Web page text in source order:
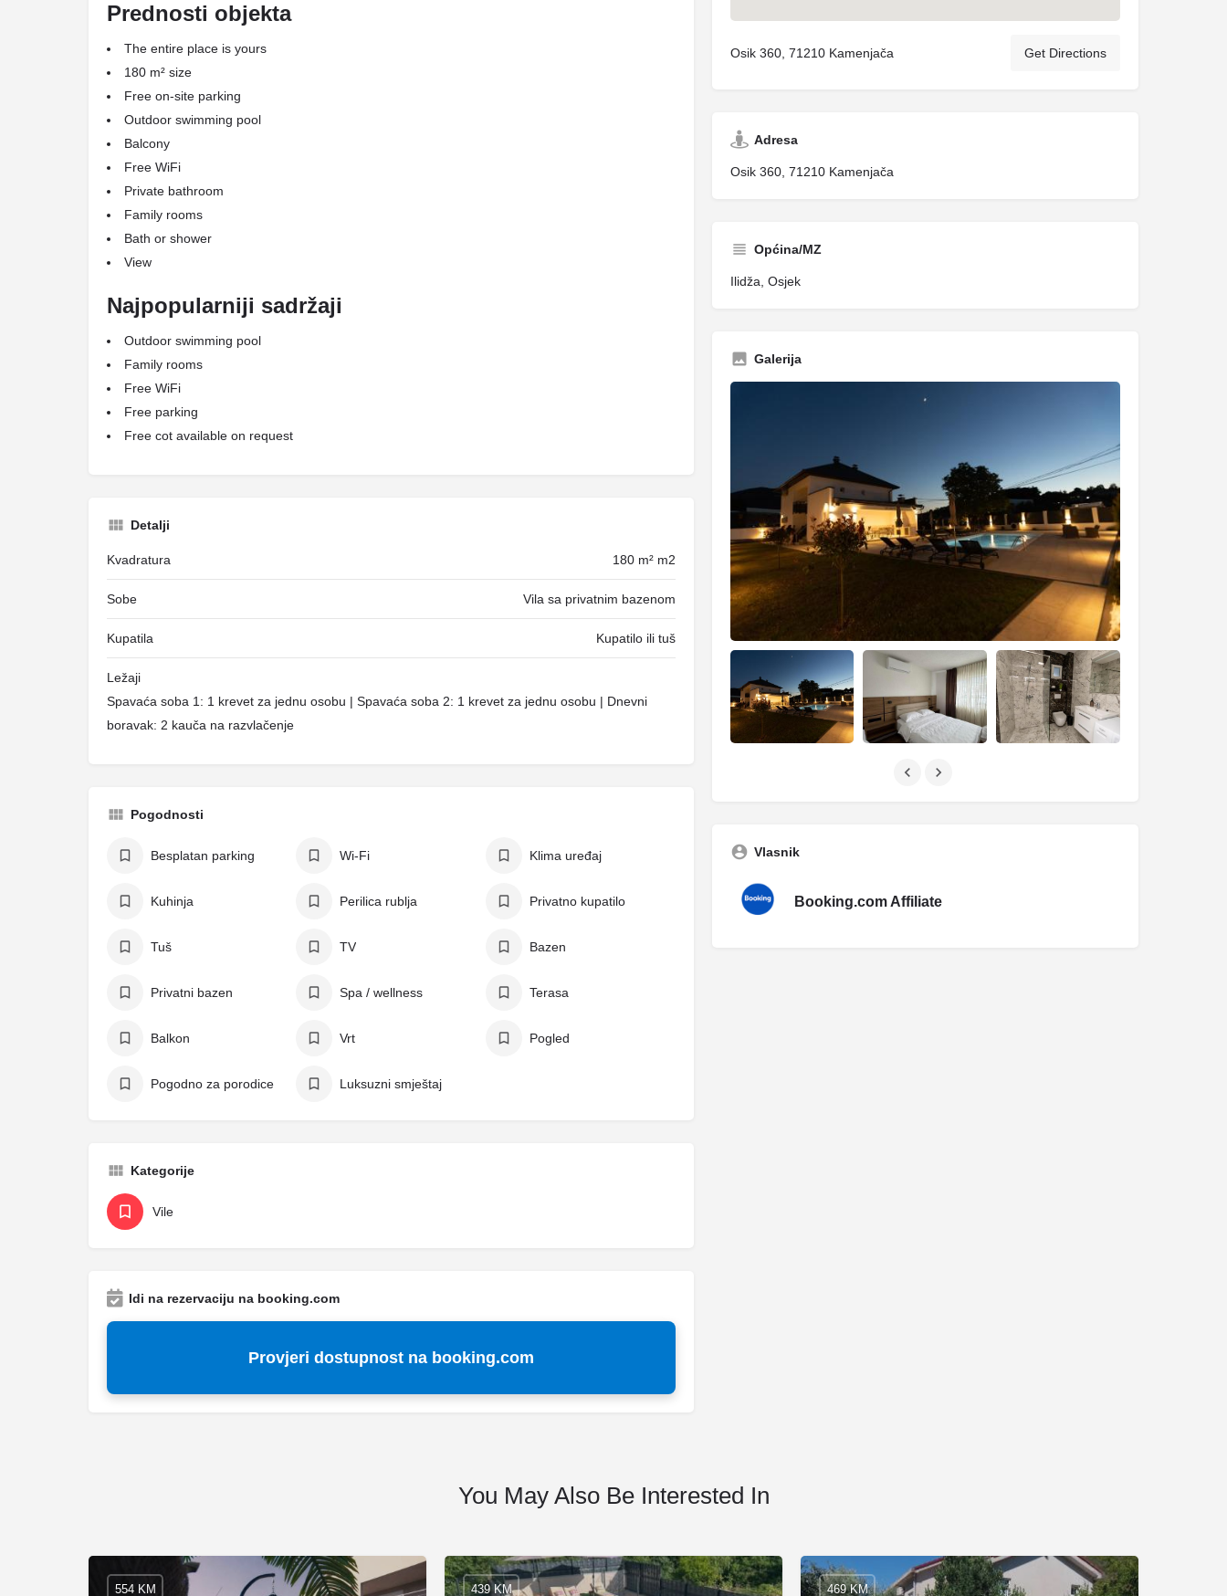
Prednosti objekta
The entire place is yours
180 m² size
Free on-site parking
Outdoor swimming pool
Balcony
Free WiFi
Private bathroom
Family rooms
Bath or shower
View
Najpopularniji sadržaji
Outdoor swimming pool
Family rooms
Free WiFi
Free parking
Free cot available on request
Detalji
Kvadratura 180 m² m2
Sobe Vila sa privatnim bazenom
Kupatila Kupatilo ili tuš
Ležaji
Spavaća soba 1: 1 krevet za jednu osobu | Spavaća soba 2: 1 krevet za jednu osobu | Dnevni
boravak: 2 kauča na razvlačenje
Pogodnosti
Besplatan parking Wi-Fi Klima uređaj
Kuhinja Perilica rublja Privatno kupatilo
Tuš TV Bazen
Privatni bazen Spa / wellness Terasa
Balkon Vrt Pogled
Pogodno za porodice Luksuzni smještaj
Kategorije
Vile
Idi na rezervaciju na booking.com
Provjeri dostupnost na booking.com
Osik 360, 71210 Kamenjača Get Directions
Adresa
Osik 360, 71210 Kamenjača
Općina/MZ
Ilidža, Osjek
Galerija
Vlasnik
Booking.com Affiliate
You May Also Be Interested In
554 KM 439 KM 469 KM